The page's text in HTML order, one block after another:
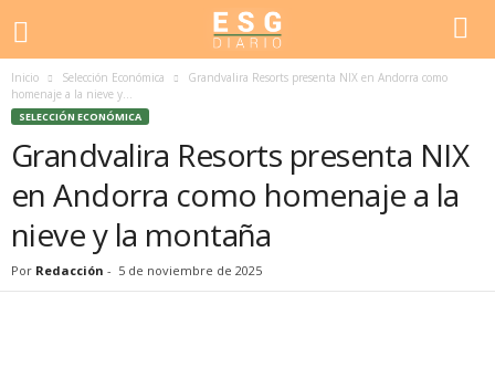
Inicio Selección Económica
Grandvalira Resorts presenta NIX en Andorra como
homenaje a la nieve y...
SELECCIÓN ECONÓMICA
Grandvalira Resorts presenta NIX
en Andorra como homenaje a la
nieve y la montaña
Por Redacción - 5 de noviembre de 2025